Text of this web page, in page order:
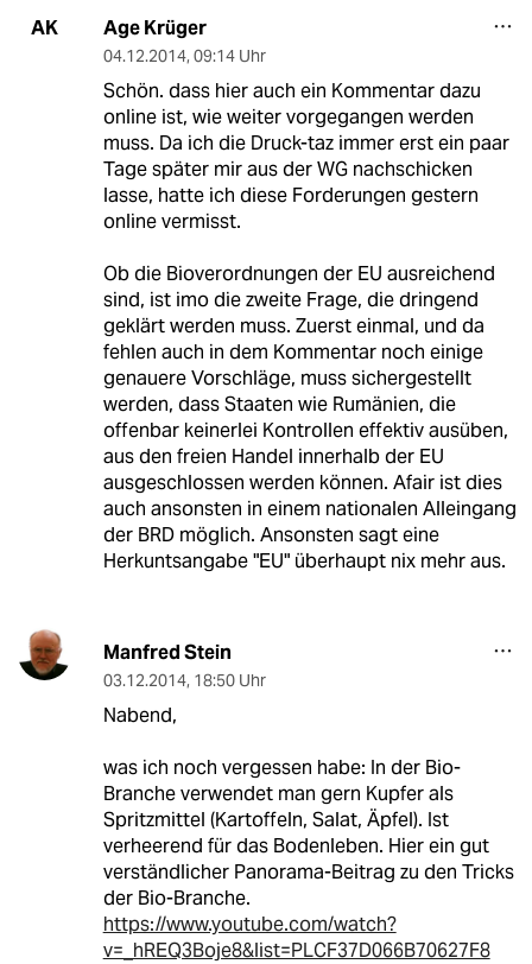
AK Age Krüger
04.12.2014, 09:14 Uhr
Schön. dass hier auch ein Kommentar dazu
online ist, wie weiter vorgegangen werden
muss. Da ich die Druck-taz immer erst ein paar
Tage später mir aus der WG nachschicken
lasse, hatte ich diese Forderungen gestern
online vermisst.
Ob die Bioverordnungen der EU ausreichend
sind, ist imo die zweite Frage, die dringend
geklärt werden muss. Zuerst einmal, und da
fehlen auch in dem Kommentar noch einige
genauere Vorschläge, muss sichergestellt
werden, dass Staaten wie Rumänien, die
offenbar keinerlei Kontrollen effektiv ausüben,
aus den freien Handel innerhalb der EU
ausgeschlossen werden können. Afair ist dies
auch ansonsten in einem nationalen Alleingang
der BRD möglich. Ansonsten sagt eine
Herkuntsangabe "EU" überhaupt nix mehr aus.
Manfred Stein
03.12.2014, 18:50 Uhr
Nabend,
was ich noch vergessen habe: In der Bio-
Branche verwendet man gern Kupfer als
Spritzmittel (Kartoffeln, Salat, Äpfel). Ist
verheerend für das Bodenleben. Hier ein gut
verständlicher Panorama-Beitrag zu den Tricks
der Bio-Branche.
https://www.youtube.com/watch?
v=_hREQ3Boje8&list=PLCF37D066B70627F8